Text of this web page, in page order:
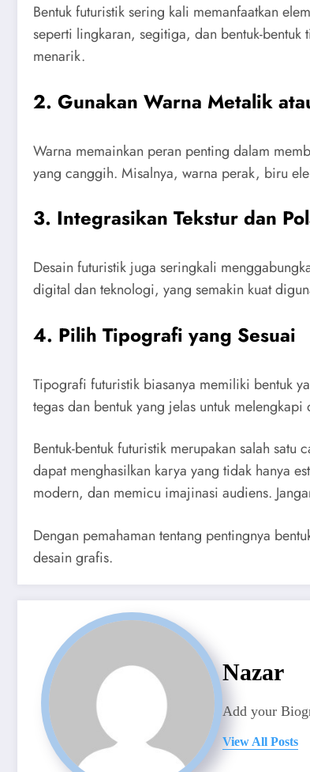
Bentuk futuristik sering kali memanfaatkan
seperti lingkaran, segitiga, dan bentuk-
menarik.
2. Gunakan Warna Metalik
Warna memainkan peran penting dalam
yang canggih. Misalnya, warna perak, biru
3. Integrasikan Tekstur dan
Desain futuristik juga seringkali
digital dan teknologi, yang semakin kuat
4. Pilih Tipografi yang Sesuai
Tipografi futuristik biasanya memiliki bentuk
tegas dan bentuk yang jelas untuk
Bentuk-bentuk futuristik merupakan salah
dapat menghasilkan karya yang tidak hanya
modern, dan memicu imajinasi audiens.
Dengan pemahaman tentang pentingnya
desain grafis.
Nazar
Add your
View All Posts